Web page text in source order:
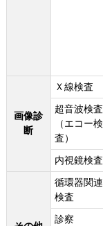
画像診
断
Ｘ線検査
超音波検査
（エコー検
査）
内視鏡検査
循環器関連
検査
診察